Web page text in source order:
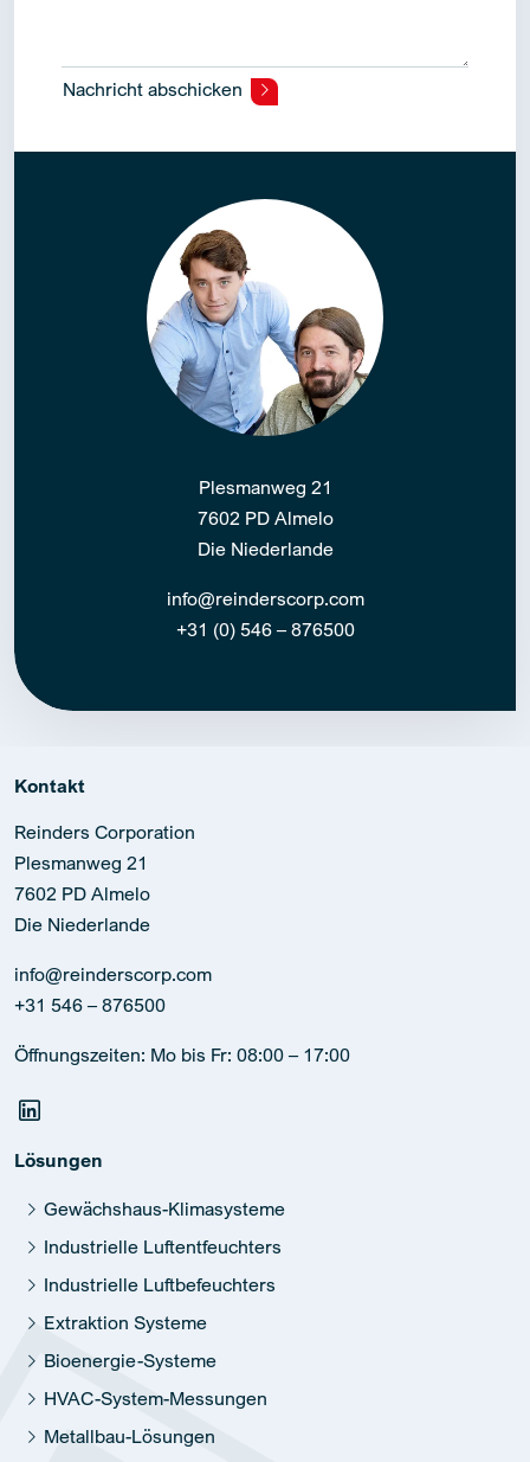
Nachricht abschicken
Plesmanweg 21
7602 PD Almelo
Die Niederlande
info@reinderscorp.com
+31 (0) 546 – 876500
Kontakt
Reinders Corporation
Plesmanweg 21
7602 PD Almelo
Die Niederlande
info@reinderscorp.com
+31 546 – 876500
Öffnungszeiten: Mo bis Fr: 08:00 – 17:00
Lösungen
Gewächshaus-Klimasysteme
Industrielle Luftentfeuchters
Industrielle Luftbefeuchters
Extraktion Systeme
Bioenergie-Systeme
HVAC-System-Messungen
Metallbau-Lösungen